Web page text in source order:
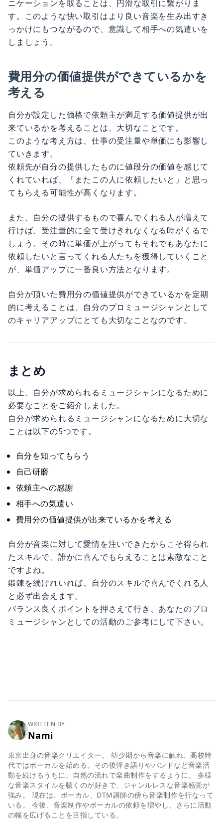
ニケーションを取ることは、円滑な取引に繋がりま
す。このような快い取引はより良い音楽を生み出すき
っかけにもつながるので、意識して相手への気遣いを
しましょう。
費用分の価値提供ができているかを
考える
自分が設定した価格で依頼主が満足する価値提供が出
来ているかを考えることは、大切なことです。
このような考え方は、仕事の受注量や単価にも影響し
ていきます。
依頼先が自分の提供したものに値段分の価値を感じて
くれていれば、「またこの人に依頼したいと」と思っ
てもらえる可能性が高くなります。
また、自分の提供するもので喜んでくれる人が増えて
行けば、受注量的に全て受けきれなくなる時がくるで
しょう。その時に単価が上がってもそれでもあなたに
依頼したいと言ってくれる人たちを獲得していくこと
が、単価アップに一番良い方法となります。
自分が頂いた費用分の価値提供ができているかを定期
的に考えることは、自分のプロミュージシャンとして
のキャリアアップにとても大切なことなのです。
まとめ
以上、自分が求められるミュージシャンになるために
必要なことをご紹介しました。
自分が求められるミュージシャンになるために大切な
ことは以下の5つです。
自分を知ってもらう
自己研磨
依頼主への感謝
相手への気遣い
費用分の価値提供が出来ているかを考える
自分が音楽に対して愛情を注いできたからこそ得られ
たスキルで、誰かに喜んでもらえることは素敵なこと
ですよね。
鍛錬を続けれいれば、自分のスキルで喜んでくれる人
と必ず出会えます。
バランス良くポイントを押さえて行き、あなたのプロ
ミュージシャンとしての活動のご参考にして下さい。
WRITTEN BY
Nami
東京出身の音楽クリエイター。 幼少期から音楽に触れ、高校時
代ではボーカルを始める。その後弾き語りやバンドなど音楽活
動を続けるうちに、自然の流れで楽曲制作をするように。 多様
な音楽スタイルを聴くのが好きで、ジャンルレスな音楽感覚が
強み。 現在は、ボーカル、DTM講師の傍ら音楽制作を行なって
いる。 今後、音楽制作やボーカルの依頼を増やし、さらに活動
の幅を広げることを目指している。